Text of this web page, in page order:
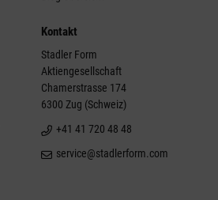
Kontakt
Stadler Form
Aktiengesellschaft
Chamerstrasse 174
6300 Zug (Schweiz)
+41 41 720 48 48
service@stadlerform.com